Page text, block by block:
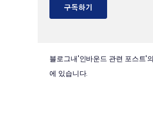
블로그내'인바운드 관련 포스트'
에 있습니다.